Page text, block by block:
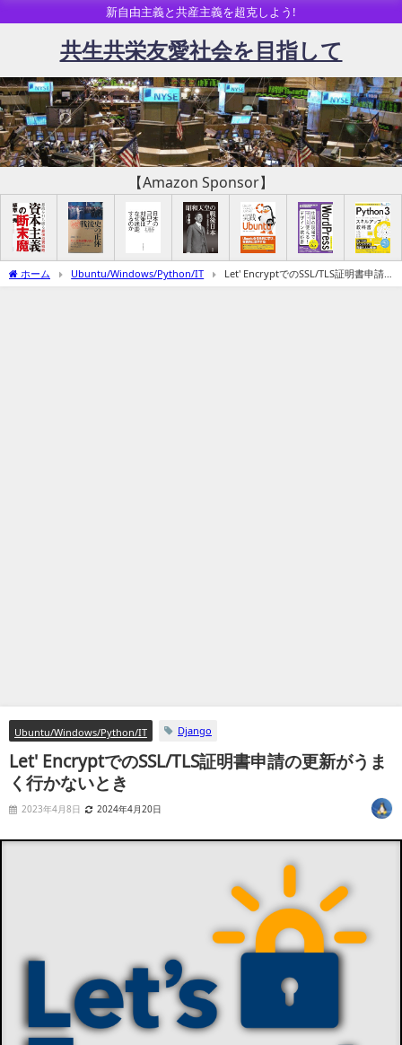
新自由主義と共産主義を超克しよう!
共生共栄友愛社会を目指して
【Amazon Sponsor】
ホーム Ubuntu/Windows/Python/IT
Let' EncryptでのSSL/TLS証明書申請
の更新がうまく行かないとき
Ubuntu/Windows/Python/IT Django
Let' EncryptでのSSL/TLS証明書申請の更新がうま
く行かないとき
2023年4月8日 2024年4月20日